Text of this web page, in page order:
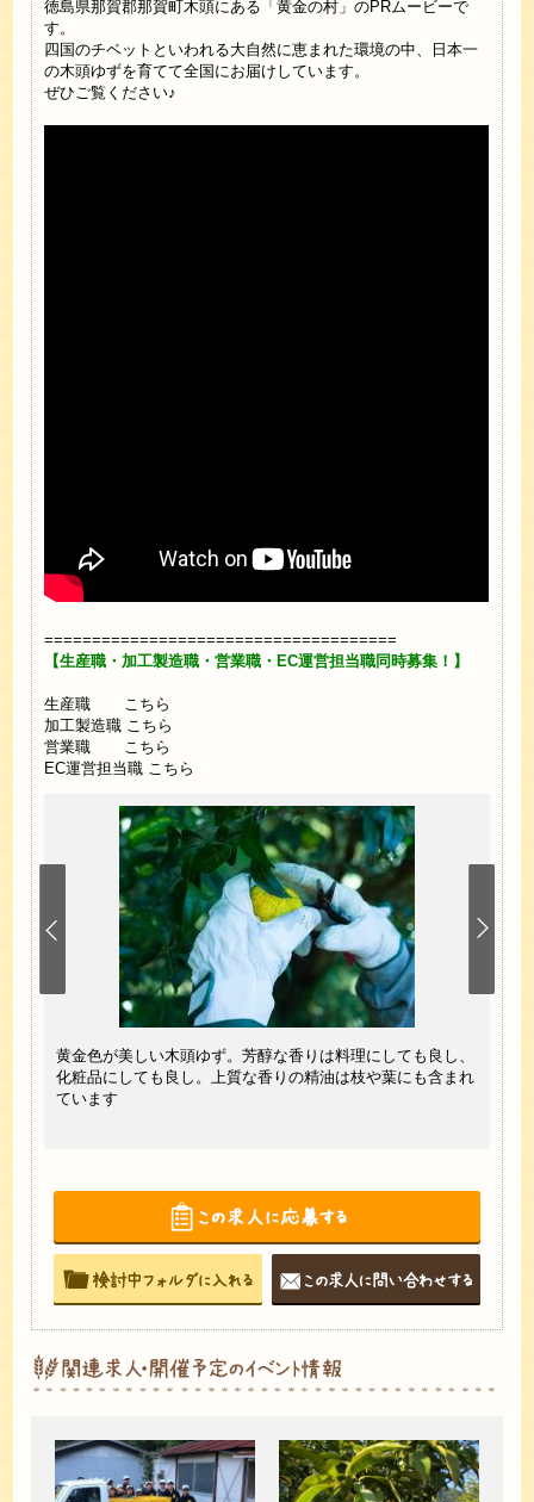
徳島県那賀郡那賀町木頭にある「黄金の村」のPRムービーで
す。
四国のチベットといわれる大自然に恵まれた環境の中、日本一
の木頭ゆずを育てて全国にお届けしています。
ぜひご覧ください♪
=====================================
【生産職・加工製造職・営業職・EC運営担当職同時募集！】
生産職
こちら
加工製造職 こちら
営業職
こちら
EC運営担当職 こちら
ー
子
黄金色が美しい木頭ゆず。芳醇な香りは料理にしても良し、
化粧品にしても良し。上質な香りの精油は枝や葉にも含まれ
ています
木
す
で